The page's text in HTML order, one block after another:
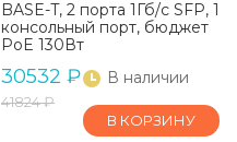
BASE-T, 2 порта 1Гб/с SFP, 1
консольный порт, бюджет
PoE 130Вт
30532 ₽
41824₽
В наличии
В КОРЗИНУ